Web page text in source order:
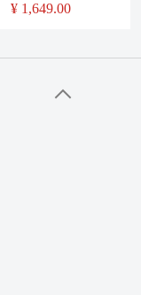
¥ 1,649.00